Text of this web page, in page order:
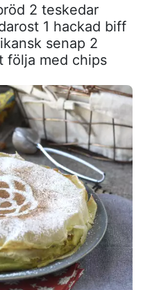
2 teskedar
1 hackad biff
senap 2
följa med chips